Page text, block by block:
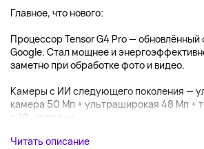
Главное, что нового:
Процессор Tensor G4 Pro —
Google. Стал мощнее и
заметно при обработке фото и видео.
Камеры с ИИ следующего поколения —
камера 50 Мп + ультраширокая 48 Мп +
с 10-кратным ...
Читать описание